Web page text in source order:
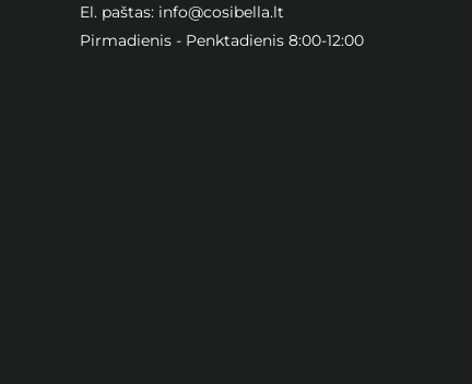
El. paštas: info@cosibella.lt
Pirmadienis - Penktadienis 8:00-12:00